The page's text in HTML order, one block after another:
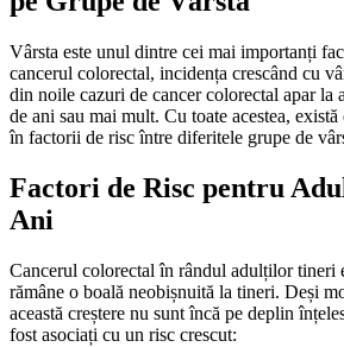
Vârsta este unul dintre cei mai importanți
cancerul colorectal, incidența crescând cu
din noile cazuri de cancer colorectal apar la
de ani sau mai mult. Cu toate acestea,
în factorii de risc între diferitele grupe de
Factori de Risc pentru
Ani
Cancerul colorectal în rândul adulților tineri
rămâne o boală neobișnuită la tineri. Deși
această creștere nu sunt încă pe deplin
fost asociați cu un risc crescut: